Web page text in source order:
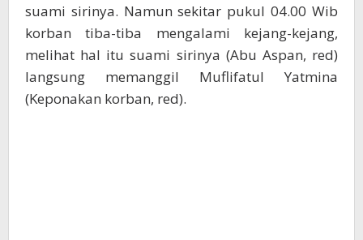
suami sirinya. Namun sekitar pukul 04.00 Wib
korban tiba-tiba mengalami kejang-kejang,
melihat hal itu suami sirinya (Abu Aspan, red)
langsung memanggil Muflifatul Yatmina
(Keponakan korban, red).